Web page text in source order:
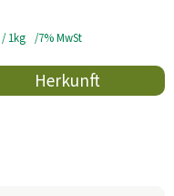
/ 1kg 7% MwSt
Herkunft